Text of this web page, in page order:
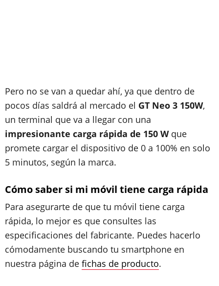
Pero no se van a quedar ahí, ya que dentro de
pocos días saldrá al mercado el GT Neo 3 150W,
un terminal que va a llegar con una
impresionante carga rápida de 150 W que
promete cargar el dispositivo de 0 a 100% en solo
5 minutos, según la marca.
Cómo saber si mi móvil tiene carga rápida
Para asegurarte de que tu móvil tiene carga
rápida, lo mejor es que consultes las
especificaciones del fabricante. Puedes hacerlo
cómodamente buscando tu smartphone en
nuestra página de fichas de producto.